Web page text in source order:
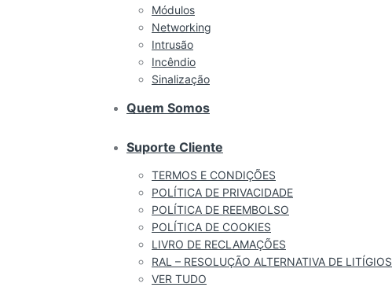
Módulos
Networking
Intrusão
Incêndio
Sinalização
Quem Somos
Suporte Cliente
TERMOS E CONDIÇÕES
POLÍTICA DE PRIVACIDADE
POLÍTICA DE REEMBOLSO
POLÍTICA DE COOKIES
LIVRO DE RECLAMAÇÕES
RAL – RESOLUÇÃO ALTERNATIVA DE LITÍGIOS
VER TUDO